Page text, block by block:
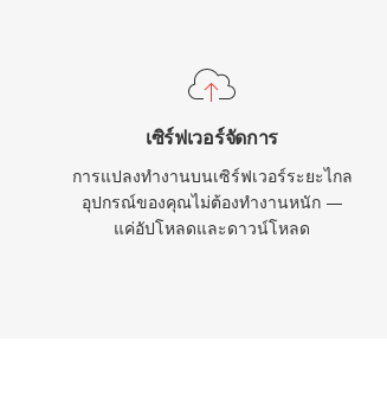
เซิร์ฟเวอร์จัดการ
การแปลงทำงานบนเซิร์ฟเวอร์ระยะไกล
อุปกรณ์ของคุณไม่ต้องทำงานหนัก —
แค่อัปโหลดและดาวน์โหลด